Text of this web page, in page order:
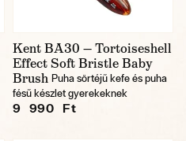
Kent BA30 — Tortoiseshell
Effect Soft Bristle Baby
Brush Puha sörtéjű kefe és puha
fésű készlet gyerekeknek
9 990 Ft